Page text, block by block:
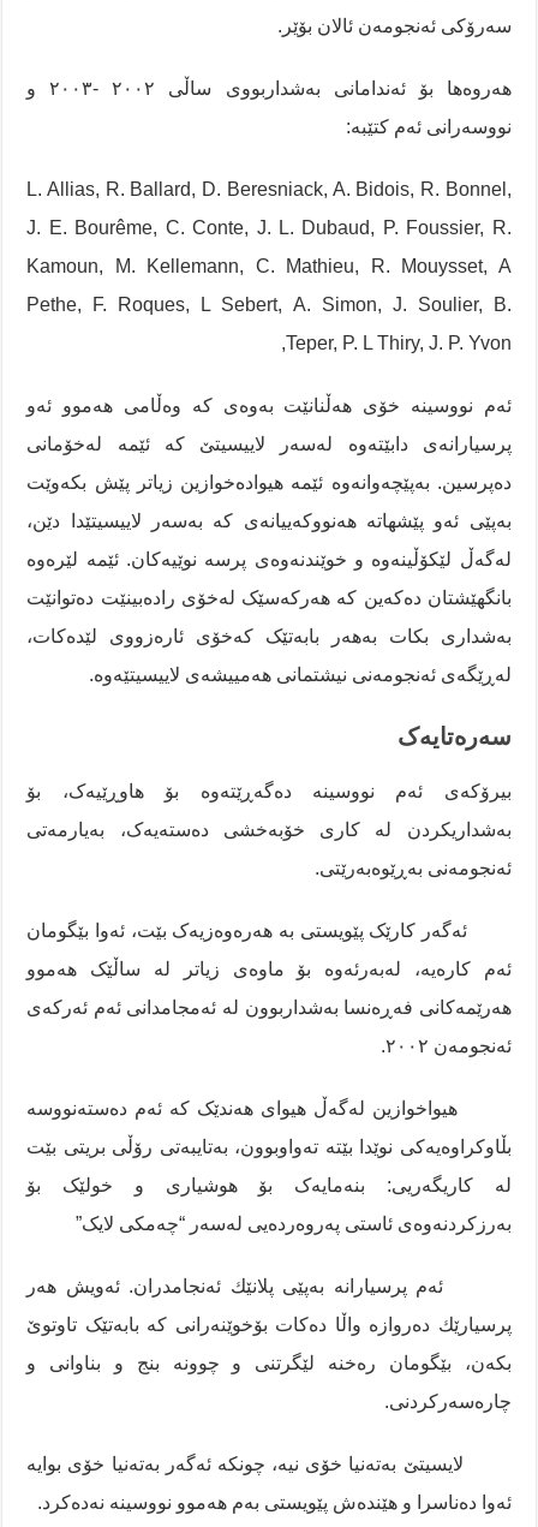
سەرۆکی ئەنجومەن ئالان بۆێر.
هەروەها بۆ ئەندامانی بەشداربووی ساڵی ٢٠٠٢ -٢٠٠٣ و
نووسەرانی ئەم کتێبە:
L. Allias, R. Ballard, D. Beresniack, A. Bidois, R. Bonnel,
J. E. Bourême, C. Conte, J. L. Dubaud, P. Foussier, R.
Kamoun, M. Kellemann, C. Mathieu, R. Mouysset, A
Pethe, F. Roques, L Sebert, A. Simon, J. Soulier, B.
Teper, P. L Thiry, J. P. Yvon,
ئەم نووسینە خۆی هەڵنانێت بەوەی کە وەڵامی هەموو ئەو
پرسیارانەی دابێتەوە لەسەر لاییسیتێ کە ئێمە لەخۆمانی
دەپرسین. بەپێچەوانەوە ئێمە هیوادەخوازین زیاتر پێش بکەوێت
بەپێی ئەو پێشهاتە هەنووکەییانەی کە بەسەر لاییسیتێدا دێن،
لەگەڵ لێکۆڵینەوە و خوێندنەوەی پرسە نوێیەکان. ئێمە لێرەوە
بانگهێشتان دەکەین کە هەرکەسێک لەخۆی رادەبینێت دەتوانێت
بەشداری بکات بەهەر بابەتێک کەخۆی ئارەزووی لێدەکات،
لەڕێگەی ئەنجومەنی نیشتمانی هەمییشەی لاییسیتێەوە.
سەرەتایەک
بیرۆکەی ئەم نووسینە دەگەڕێتەوە بۆ هاوڕێیەک، بۆ
بەشداریکردن لە کاری خۆبەخشی دەستەیەک، بەیارمەتی
ئەنجومەنی بەڕێوەبەرێتی.
ئەگەر کارێک پێویستی بە هەرەوەزیەک بێت، ئەوا بێگومان
ئەم کارەیە، لەبەرئەوە بۆ ماوەی زیاتر لە ساڵێک هەموو
هەرێمەکانی فەڕەنسا بەشداربوون لە ئەمجامدانی ئەم ئەرکەی
ئەنجومەن ٢٠٠٢.
هیواخوازین لەگەڵ هیوای هەندێک کە ئەم دەستەنووسە
بڵاوکراوەیەکی نوێدا بێتە تەواوبوون، بەتایبەتی رۆڵی بریتی بێت
لە کاریگەریی: بنەمایەک بۆ هوشیاری و خولێک بۆ
بەرزکردنەوەی ئاستی پەروەردەیی لەسەر “چەمکی لایک”
ئەم پرسیارانە بەپێی پلانێك ئەنجامدران. ئەویش هەر
پرسیارێك دەروازە واڵا دەکات بۆخوێنەرانی کە بابەتێک تاوتوێ
بکەن، بێگومان رەخنە لێگرتنی و چوونە بنج و بناوانی و
چارەسەرکردنی.
لایسیتێ بەتەنیا خۆی نیە، چونکە ئەگەر بەتەنیا خۆی بوایە
ئەوا دەناسرا و هێندەش پێویستی بەم هەموو نووسینە نەدەکرد.